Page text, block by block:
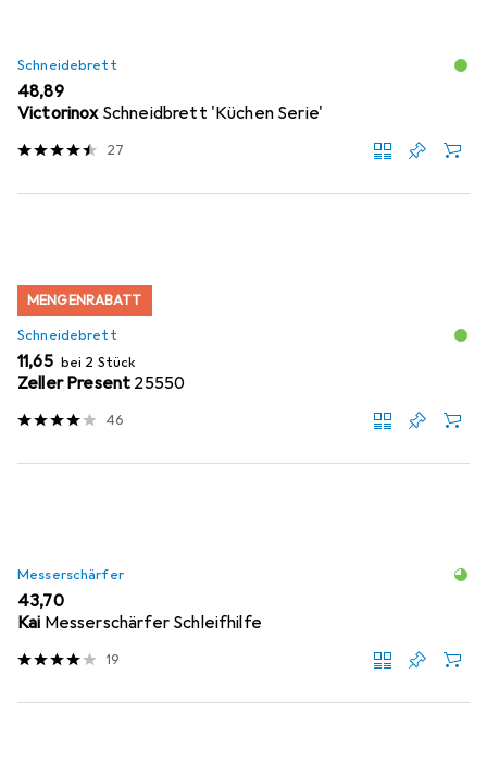
Schneidebrett
EUR
48,89
Victorinox Schneidbrett 'Küchen Serie'
27
MENGENRABATT
Schneidebrett
EUR
11,65 bei 2 Stück
Zeller Present 25550
46
Messerschärfer
EUR
43,70
Kai Messerschärfer Schleifhilfe
19